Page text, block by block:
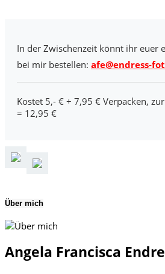
In der Zwischenzeit könnt ihr euer
bei mir bestellen: afe@endress-
Kostet 5,- € + 7,95 € Verpacken,
= 12,95 €
Über mich
Angela Francisca